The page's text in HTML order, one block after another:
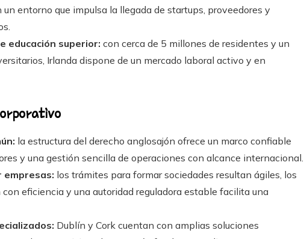
entorno que impulsa la llegada de startups, proveedores y
educación superior: con cerca de 5 millones de residentes y un
Irlanda dispone de un mercado laboral activo y en
la estructura del derecho anglosajón ofrece un marco confiable
y una gestión sencilla de operaciones con alcance internacional.
empresas: los trámites para formar sociedades resultan ágiles, los
eficiencia y una autoridad reguladora estable facilita una
Dublín y Cork cuentan con amplias soluciones